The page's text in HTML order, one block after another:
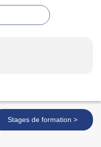
Stages de formation >